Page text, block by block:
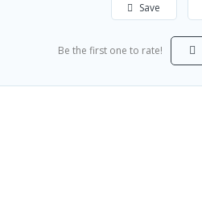
Save
Be the first one to rate!